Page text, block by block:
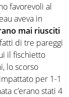
favorevoli al
aveva in
mai riusciti
di tre pareggi
il fischietto
lo scorso
per 1-1
c’erano stati 4